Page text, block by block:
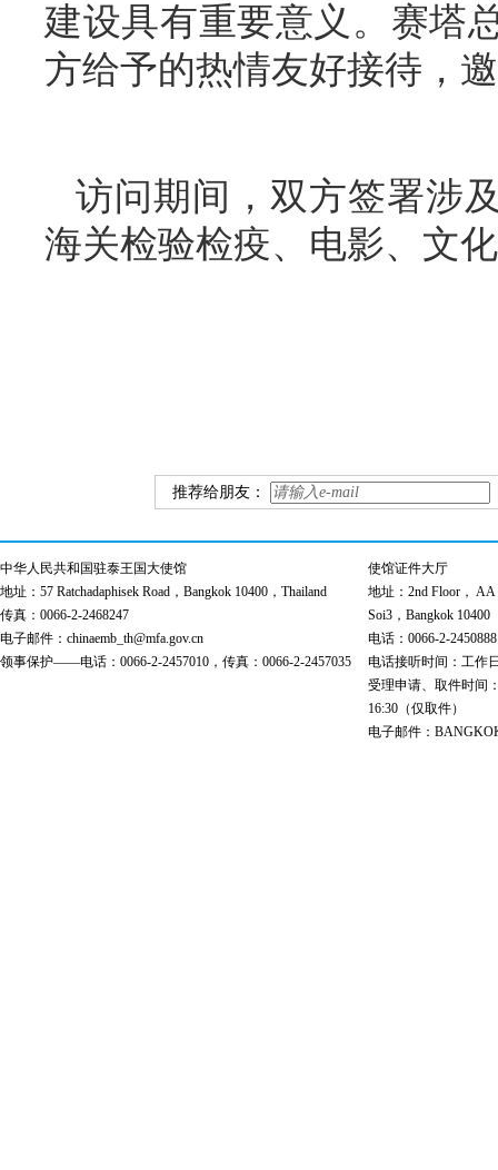
建设具有重要意义。赛塔
方给予的热情友好接待，
访问期间，双方签署涉
海关检验检疫、电影、文
推荐给朋友：
中华人民共和国驻泰王国大使馆
地址：57 Ratchadaphisek Road，Bangkok 10400，Thailand
传真：0066-2-2468247
电子邮件：chinaemb_th@mfa.gov.cn
领事保护——电话：0066-2-2457010，传真：0066-2-2457035
使馆证件大厅
地址：2nd Floor， AA
Soi3，Bangkok 10400
电话：0066-2-
电话接听时间：工作
受理申请、取件时间
16:30（仅取件）
电子邮件：